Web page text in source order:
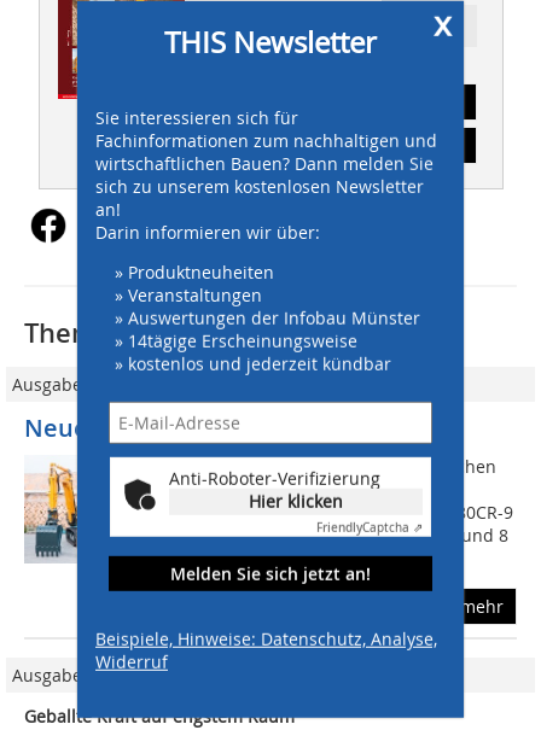
Ressort: Maschinen
Inhaltsverzeichnis
x
THIS Newsletter
Sie interessieren sich für
Fachinformationen zum nachhaltigen und
wirtschaftlichen Bauen? Dann melden Sie
sich zu unserem kostenlosen Newsletter
an!
Darin informieren wir über:
» Produktneuheiten
» Veranstaltungen
» Auswertungen der Infobau Münster
» 14tägige Erscheinungsweise
» kostenlos und jederzeit kündbar
Anti-Roboter-Verifizierung
Hier klicken
FriendlyCaptcha ⇗
Melden Sie sich jetzt an!
Beispiele, Hinweise: Datenschutz, Analyse,
Widerruf
Thematisch passende Artikel:
Ausgabe 05/2011
Neue Kurzheck-Midibagger
Ganz neu im Programm des koreanischen
Herstellers Hyundai sind die beiden
Kurzheck-Midibagger R60CR-9 und R80CR-9
(CR steht für Compact Radius) mit 6 t und 8
t Dienstgewicht. Während der 56 PS...
mehr
Ausgabe 02/2012
Geballte Kraft auf engstem Raum